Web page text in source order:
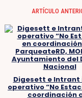
ARTÍCULO
Digesett e Intrant
operativo “No
coordinación